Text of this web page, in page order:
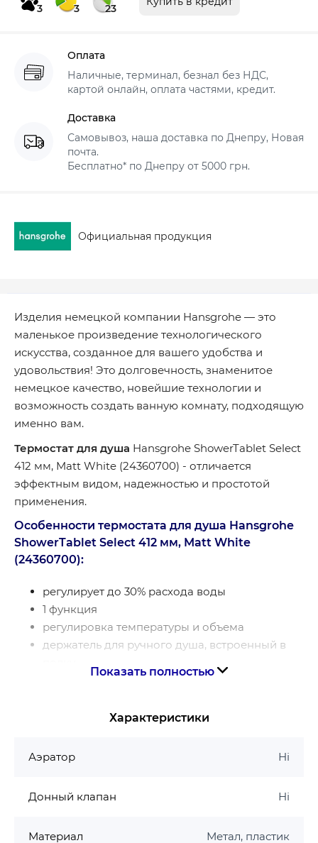
3 3 23
Оплата
Наличные, терминал, безнал без НДС,
картой онлайн, оплата частями, кредит.
Доставка
Самовывоз, наша доставка по Днепру, Новая
почта.
Бесплатно* по Днепру от 5000 грн.
Официальная продукция
Изделия немецкой компании Hansgrohe — это
маленькое произведение технологического
искусства, созданное для вашего удобства и
удовольствия! Это долговечность, знаменитое
немецкое качество, новейшие технологии и
возможность создать ванную комнату, подходящую
именно вам.
Термостат для душа Hansgrohe ShowerTablet Select
412 мм, Matt White (24360700) - отличается
эффектным видом, надежностью и простотой
применения.
Особенности термостата для душа Hansgrohe
ShowerTablet Select 412 мм, Matt White
(24360700):
регулирует до 30% расхода воды
1 функция
регулировка температуры и объема
держатель для ручного душа, встроенный в
термостат CoolContact: предотвращает нагрев
безопасным
обратный клапан
подходит для проточных водонагревателей
Показать полностью
Характеристики
Аэратор Ні
Донный клапан Ні
Материал Метал, пластик